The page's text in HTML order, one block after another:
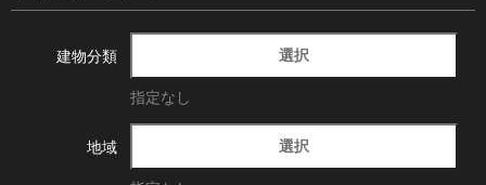
建物分類 選択
指定なし
地域 選択